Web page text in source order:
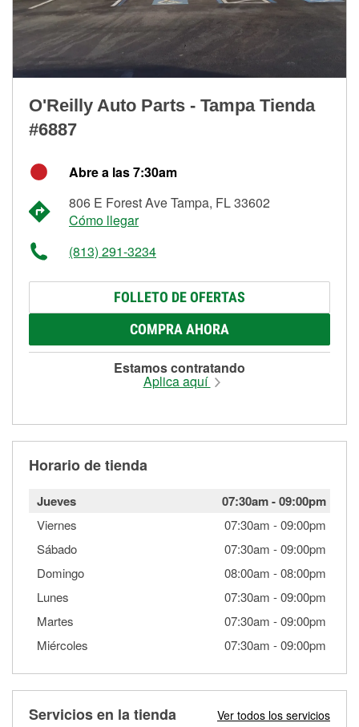
O'Reilly Auto Parts - Tampa Tienda
#6887
Abre a las 7:30am
806 E Forest Ave Tampa, FL 33602
Cómo llegar
(813) 291-3234
FOLLETO DE OFERTAS
COMPRA AHORA
Estamos contratando
Aplica aquí
Horario de tienda
Jueves 07:30am-09:00pm
Viernes 07:30am -09:00pm
Sábado
07:30am -09:00pm
Domingo
08:00am -08:00pm
Lunes
07:30am -09:00pm
Martes
07:30am -09:00pm
Miércoles
07:30am -09:00pm
Servicios en la tienda Ver todos los servicios